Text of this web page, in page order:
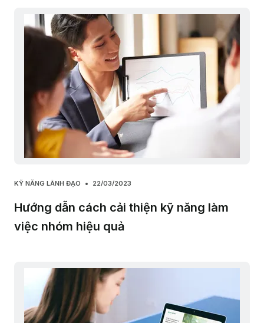
KỸ NĂNG LÃNH ĐẠO 22/03/2023
Hướng dẫn cách cải thiện kỹ năng làm
việc nhóm hiệu quả